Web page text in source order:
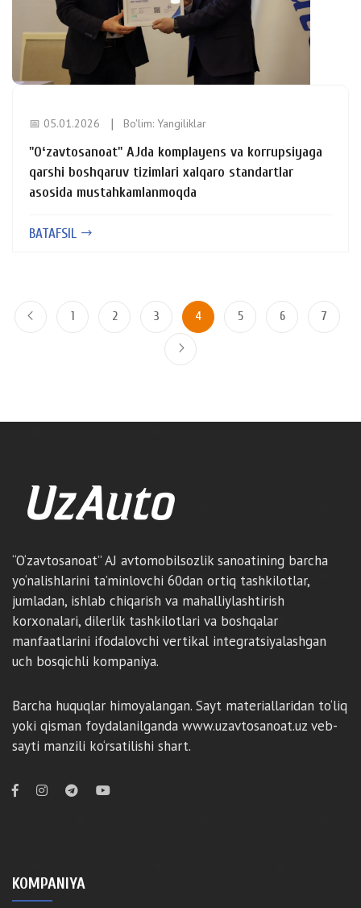
📅 05.01.2026 Bo'lim: Yangiliklar
"Oʻzavtosanoat" AJda komplayens va korrupsiyaga
qarshi boshqaruv tizimlari xalqaro standartlar
asosida mustahkamlanmoqda
BATAFSIL
1 2 3 4 5 6 7
“O‘zavtosanoat” AJ avtomobilsozlik sanoatining barcha
yo‘nalishlarini ta’minlovchi 60dan ortiq tashkilotlar,
jumladan, ishlab chiqarish va mahalliylashtirish
korxonalari, dilerlik tashkilotlari va boshqalar
manfaatlarini ifodalovchi vertikal integratsiyalashgan
uch bosqichli kompaniya.
Barcha huquqlar himoyalangan. Sayt materiallaridan to‘liq
yoki qisman foydalanilganda www.uzavtosanoat.uz veb-
sayti manzili ko‘rsatilishi shart.
KOMPANIYA